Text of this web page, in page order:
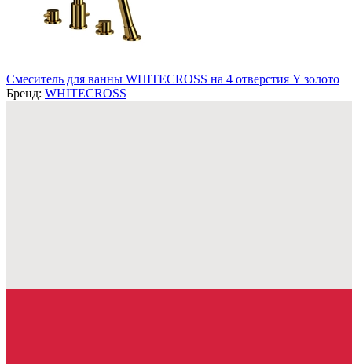
Смеситель для ванны WHITECROSS на 4 отверстия Y золото
Бренд: WHITECROSS